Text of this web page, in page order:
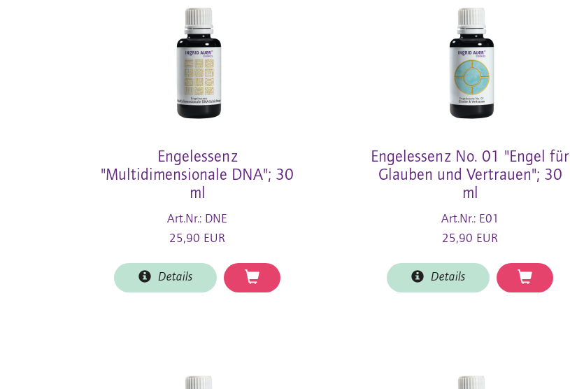
Engelessenz
"Multidimensionale DNA"; 30
ml
Art.Nr.: DNE
25,90 EUR
Details
Engelessenz No. 01 "Engel für
Glauben und Vertrauen"; 30
ml
Art.Nr.: E01
25,90 EUR
Details